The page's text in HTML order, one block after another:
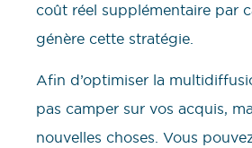
coût réel supplémentaire par
génère cette stratégie.
Afin d’optimiser la
pas camper sur vos acquis,
nouvelles choses. Vous